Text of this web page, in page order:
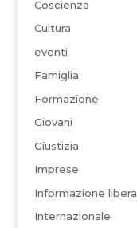
Coscienza
Cultura
eventi
Famiglia
Formazione
Giovani
Giustizia
Imprese
Informazione libera
Internazionale